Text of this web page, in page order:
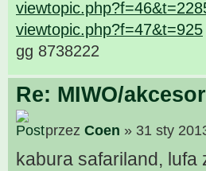
viewtopic.php?f=47&t=925
gg 8738222
Re: MIWO/
przez Coen » 31 sty
kabura safariland,